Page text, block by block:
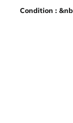
Condition :